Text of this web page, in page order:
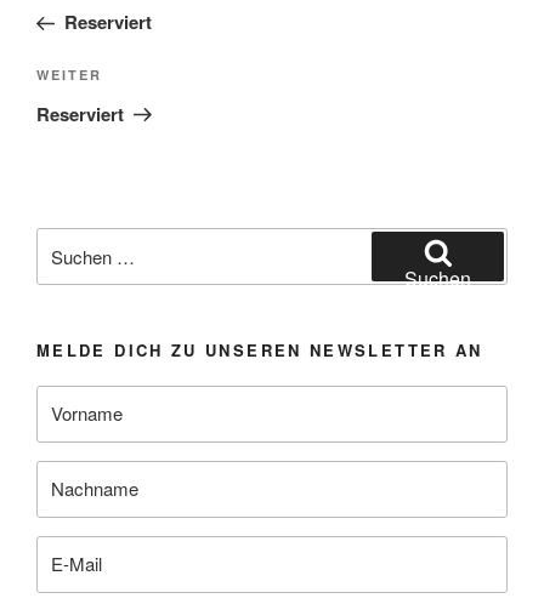
BeitragReserviert
Nächster
Beitrag
WEITER
Reserviert
nach:
Suchen
MELDE DICH ZU UNSEREN NEWSLETTER AN